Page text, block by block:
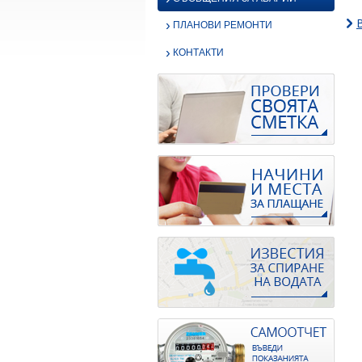
› ПЛАНОВИ РЕМОНТИ
› КОНТАКТИ